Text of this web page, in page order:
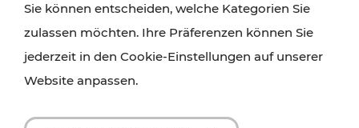
Sie können entscheiden, welche Kategorien Sie
zulassen möchten. Ihre Präferenzen können Sie
jederzeit in den Cookie-Einstellungen auf unserer
Website anpassen.